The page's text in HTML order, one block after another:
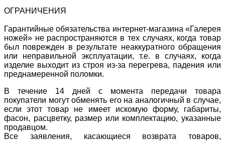
ОГРАНИЧЕНИЯ
Гарантийные обязательства интернет-магазина «Галерея
ножей» не распространяются в тех случаях, когда товар
был поврежден в результате неаккуратного обращения
или неправильной эксплуатации, т.е. в случаях, когда
изделие выходит из строя из-за перегрева, падения или
преднамеренной поломки.
В течение 14 дней с момента передачи товара
покупатели могут обменять его на аналогичный в случае,
если этот товар не имеет искомую форму, габариты,
фасон, расцветку, размер или комплектацию, указанные
продавцом.
Все заявления, касающиеся возврата товаров,